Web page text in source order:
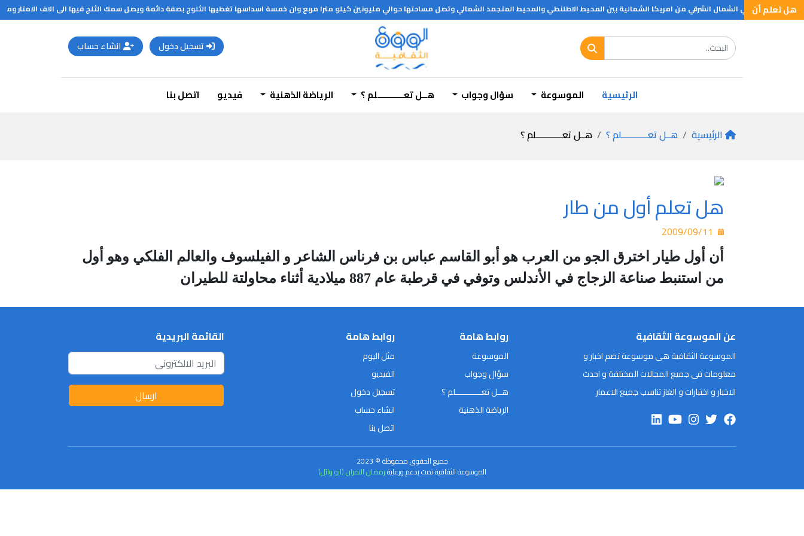
هل تعلم أن
في العالم وتقع في الشمال الشرقي من امريكا الشمالية بين المحيط الاطلنطي والمحيط المتجمد الشمالي وتصل مساحتها حوالي مليونين كيلو مترا مربع وان خمسة اسداسها تغطيها الثلوج بصفة دائمة ويصل سمك الثلج فيها الى الاف الامتار ومع
تسجيل دخول انشاء حساب
الرئيسية الموسوعة سؤال وجواب هــل تعـــــــــــلم ؟ الرياضة الذهنية فيديو اتصل بنا
الرئيسية هــل تعـــــــــــلم ؟ هــل تعـــــــــــلم ؟
هل تعلم أول من طار
أن أول طيار اخترق الجو من العرب هو أبو القاسم عباس بن فرناس الشاعر و الفيلسوف والعالم الفلكي وهو أول
من استنبط صناعة الزجاج في الأندلس وتوفي في قرطبة عام 887 ميلادية أثناء محاولتة للطيران
عن الموسوعة الثقافية
الموسوعة الثقافية هى موسوعة تضم اخبار و
معلومات فى جميع المجالات المختلفة و احدث
الاخبار و اختبارات و الغاز تناسب جميع الاعمار
روابط هامة
الموسوعة
سؤال وجواب
هــل تعـــــــــــلم ؟
الرياضة الذهنية
روابط هامة
مثل اليوم
الفيديو
تسجيل دخول
انشاء حساب
اتصل بنا
القائمة البريدية
ارسال
جميع الحقوق محفوظة © 2023
الموسوعة الثقافية تمت بدعم ورعايةرمضان النمران (ابو وائل)